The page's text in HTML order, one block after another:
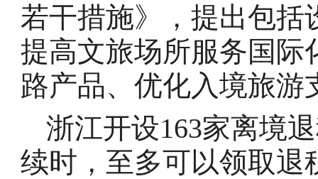
若干措施》，提出包括
提高文旅场所服务国际
路产品、优化入境旅
浙江开设163家离境
续时，至多可以领取退